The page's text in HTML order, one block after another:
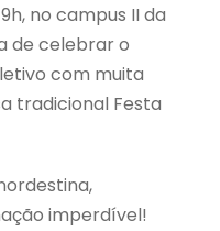
no campus II da
de celebrar o
com muita
tradicional Festa
imperdível!